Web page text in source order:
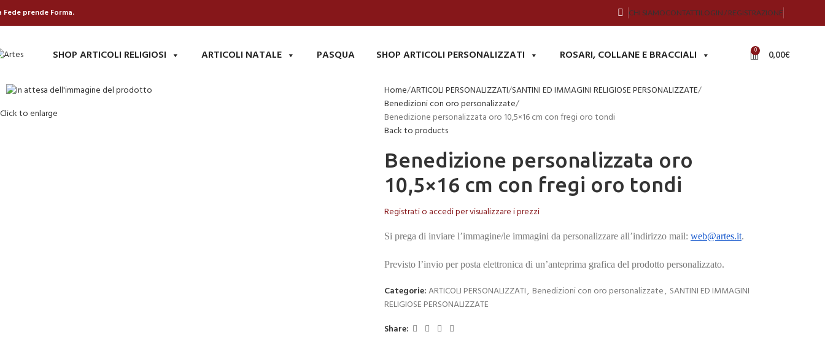
Fede prende Forma. CHI SIAMOCONTATTILOGIN / REGISTRAZIONE
SHOP ARTICOLI RELIGIOSI ARTICOLI NATALE PASQUA SHOP ARTICOLI PERSONALIZZATI ROSARI, COLLANE E BRACCIALI 0 0,00€
Click to enlarge
Home ARTICOLI PERSONALIZZATI SANTINI ED IMMAGINI RELIGIOSE PERSONALIZZATE
Benedizioni con oro personalizzate
Benedizione personalizzata oro 10,5×16 cm con fregi oro tondi
Back to products
Benedizione personalizzata oro
10,5×16 cm con fregi oro tondi
Registrati o accedi per visualizzare i prezzi
Si prega di inviare l’immagine/le immagini da personalizzare all’indirizzo mail: web@artes.it.
Previsto l’invio per posta elettronica di un’anteprima grafica del prodotto personalizzato.
Categorie:ARTICOLI PERSONALIZZATI, Benedizioni con oro personalizzate, SANTINI ED IMMAGINI
RELIGIOSE PERSONALIZZATE
Share: